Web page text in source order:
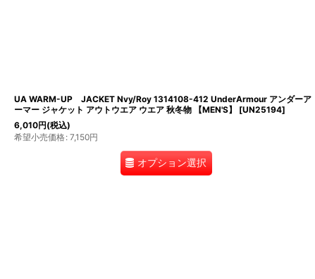
UA WARM-UP JACKET Nvy/Roy 1314108-412 UnderArmour アンダーア
ーマー ジャケット アウトウエア ウエア 秋冬物 【MEN'S】
[UN25194]
6,010円(税込)
希望小売価格: 7,150円
オプション選択